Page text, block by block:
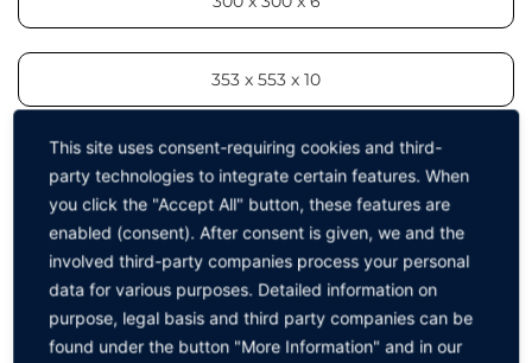
353 x 553 x 10
353 x 553 x 6
ZURÜCK ZUR GRUPPE
This site uses consent-requiring cookies and third-
party technologies to integrate certain features. When
you click the "Accept All" button, these features are
enabled (consent). After consent is given, we and the
involved third-party companies process your personal
data for various purposes. Detailed information on
purpose, legal basis and third party companies can be
found under the button "More Information" and in our